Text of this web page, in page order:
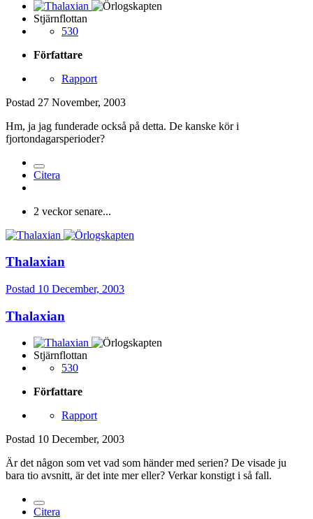
Stjärnflottan
530
Författare
Rapport
Postad 27 November, 2003
Hm, ja jag funderade också på detta. De kanske kör i
fjortondagarsperioder?
Citera
2 veckor senare...
Thalaxian
Postad 10 December, 2003
Thalaxian
Stjärnflottan
530
Författare
Rapport
Postad 10 December, 2003
Är det någon som vet vad som händer med serien? De visade ju
bara tio avsnitt, är det inte mer eller? Verkar konstigt i så fall.
Citera